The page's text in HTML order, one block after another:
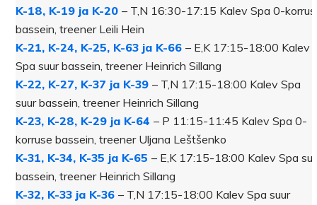
K-18, K-19 ja K-20– T,N 16:30-17:15 Kalev Spa 0-
bassein, treener Leili Hein
K-21, K-24, K-25, K-63 ja K-66– E,K 17:15-18:00 Kalev
Spa suur bassein, treener Heinrich Sillang
K-22, K-27, K-37 ja K-39– T,N 17:15-18:00 Kalev Spa
suur bassein, treener Heinrich Sillang
K-23, K-28, K-29 ja K-64– P 11:15-11:45 Kalev Spa 0-
korruse bassein, treener Uljana Leštšenko
K-31, K-34, K-35 ja K-65– E,K 17:15-18:00 Kalev Spa
bassein, treener Heinrich Sillang
K-32, K-33 ja K-36– T,N 17:15-18:00 Kalev Spa suur